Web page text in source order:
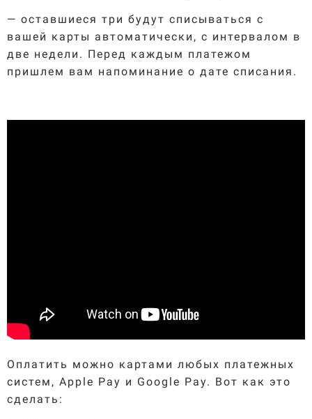
— оставшиеся три будут списываться с
вашей карты автоматически, с интервалом в
две недели. Перед каждым платежом
пришлем вам напоминание о дате списания.
Оплатить можно картами любых платежных
систем, Apple Pay и Google Pay. Вот как это
сделать: